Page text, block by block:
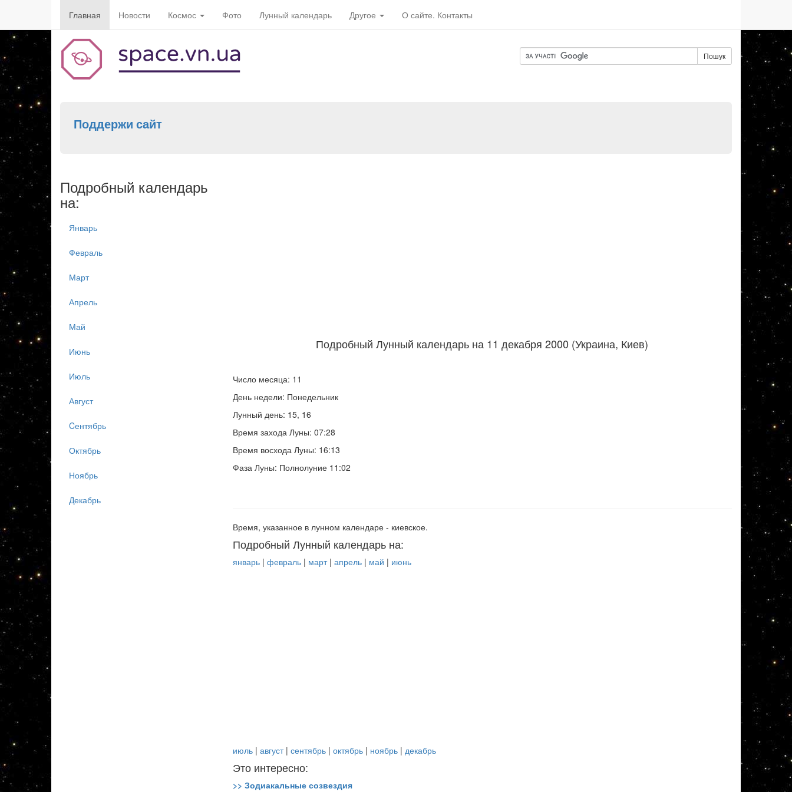
Главная Новости Космос Фото Лунный календарь Другое О сайте. Контакты
Пошук
Поддержи сайт
Подробный Лунный календарь на 11 декабря 2000 (Украина, Киев)
Число месяца: 11
День недели: Понедельник
Лунный день: 15, 16
Время захода Луны: 07:28
Время восхода Луны: 16:13
Фаза Луны: Полнолуние 11:02
Время, указанное в лунном календаре - киевское.
Подробный Лунный календарь на:
январь| февраль| март| апрель| май | июнь
июль| август| сентябрь| октябрь| ноябрь| декабрь
Это интересно:
>> Зодиакальные созвездия
Подробный календарь
на:
Январь
Февраль
Март
Апрель
Май
Июнь
Июль
Август
Cентябрь
Октябрь
Ноябрь
Декабрь